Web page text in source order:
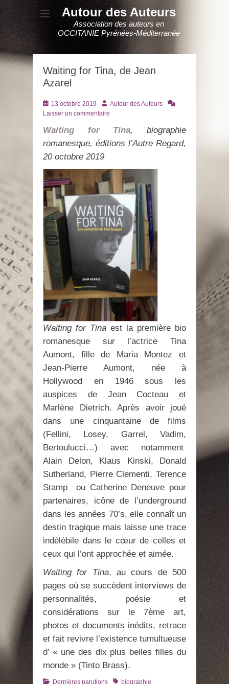
Autour des Auteurs
Association des auteurs en
OCCITANIE Pyrénées-Méditerranée
Waiting for Tina, de Jean
Azarel
Posté
le
13 octobre 2019 AuteurAutour des Auteurs
Laisser un commentaire
Waiting for Tina,
biographie
romanesque, éditions l’Autre Regard,
20 octobre 2019
Waiting for Tina est la première bio
romanesque sur l’actrice Tina
Aumont, fille de Maria Montez et
Jean-Pierre Aumont, née à
Hollywood en 1946 sous les
auspices de Jean Cocteau et
Marlène Dietrich. Après avoir joué
dans une cinquantaine de films
(Fellini, Losey, Garrel, Vadim,
Bertoulucci…) avec notamment
Alain Delon, Klaus Kinski, Donald
Sutherland, Pierre Clementi, Terence
Stamp ou Catherine Deneuve pour
partenaires, icône de l’underground
dans les années 70’s, elle connaît un
destin tragique mais laisse une trace
indélébile dans le cœur de celles et
ceux qui l’ont approchée et aimée.
Waiting for Tina, au cours de 500
pages où se succèdent interviews de
personnalités, poésie et
considérations sur le 7ème art,
photos et documents inédits, retrace
et fait revivre l’existence tumultueuse
d’ « une des dix plus belles filles du
monde » (Tinto Brass).
Catégories
Dernières parutions Tagsbiographie